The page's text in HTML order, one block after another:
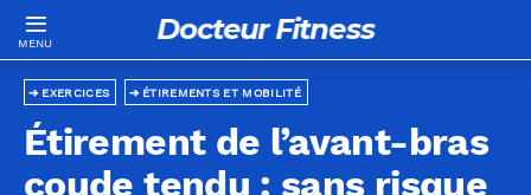
Docteur Fitness
ÉTIREMENTS ET MOBILITÉ
EXERCICES
Étirement de l’avant-bras
coude tendu : sans risque